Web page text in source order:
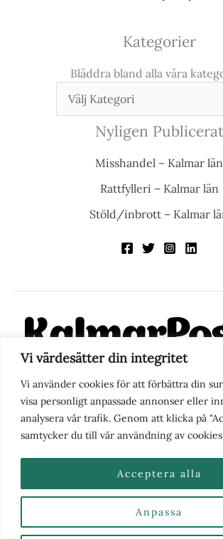
Vi värdesätter din integritet
Vi använder cookies för att förbättra din
visa personligt anpassade annonser eller
analysera vår trafik. Genom att klicka på
samtycker du till vår användning av
Anpassa
Acceptera alla
Kategorier
Bläddra bland alla våra
Nyligen Publicerat
Misshandel – Kalmar län
Rattfylleri – Kalmar län
Stöld/inbrott – Kalmar
KalmarPosten är en modern
fokus på Kalmarregionen, men också med
perspektivet, vill vi vara din självklara
berättelser och engagemang. KalmarPosten
fick nya ägare 2025.
Nyhetstips eller frågor?Kontakta oss
2026 | Kalmarposten.se |Se alla